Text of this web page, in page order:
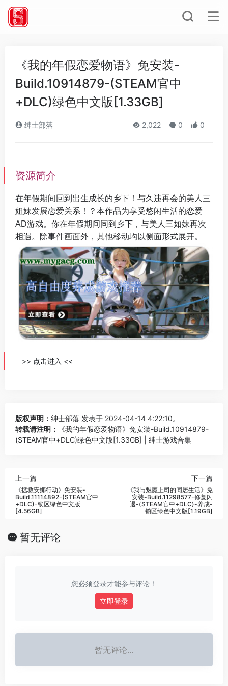
《我的年假恋爱物语》免安装-
Build.10914879-(STEAM官中
+DLC)绿色中文版[1.33GB]
绅士部落 2,022 0 0
资源简介
在年假期间回到出生成长的乡下！与久违再会的美人三
姐妹发展恋爱关系！？本作品为享受悠闲生活的恋爱
AD游戏。你在年假期间同到乡下，与美人三如妹再次
相遇。除事件画面外，其他移动均以侧面形式展开。
>> 点击进入 <<
版权声明： 绅士部落 发表于 2024-04-14 4:22:10。
转载请注明：
《我的年假恋爱物语》免安装-Build.10914879-
(STEAM官中+DLC)绿色中文版[1.33GB] | 绅士游戏合集
上一篇
《拯救安娜行动》免安装-
Build.11114892-(STEAM官中
+DLC)-锁区绿色中文版
[4.56GB]
下一篇
《我与魅魔上司的同居生活》免
安装-Build.11298577-修复闪
退-(STEAM官中+DLC)-养成-
锁区绿色中文版[1.19GB]
暂无评论
您必须登录才能参与评论！
立即登录
暂无评论...